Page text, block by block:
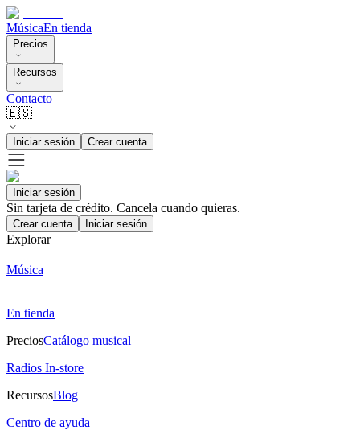
MúsicaEn tienda
Precios
Recursos
Contacto
🇪🇸
Iniciar sesión Crear cuenta
Iniciar sesión
Sin tarjeta de crédito. Cancela cuando quieras.
Crear cuenta Iniciar sesión
Explorar
Música
En tienda
PreciosCatálogo musical
Radios In-store
RecursosBlog
Centro de ayuda